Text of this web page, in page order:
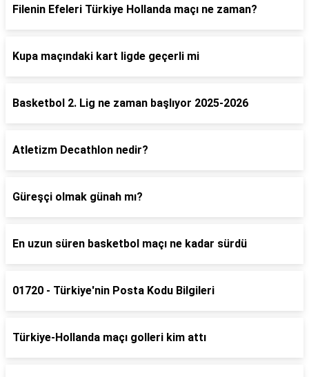
Filenin Efeleri Türkiye Hollanda maçı ne zaman?
Kupa maçındaki kart ligde geçerli mi
Basketbol 2. Lig ne zaman başlıyor 2025-2026
Atletizm Decathlon nedir?
Güreşçi olmak günah mı?
En uzun süren basketbol maçı ne kadar sürdü
01720 - Türkiye'nin Posta Kodu Bilgileri
Türkiye-Hollanda maçı golleri kim attı